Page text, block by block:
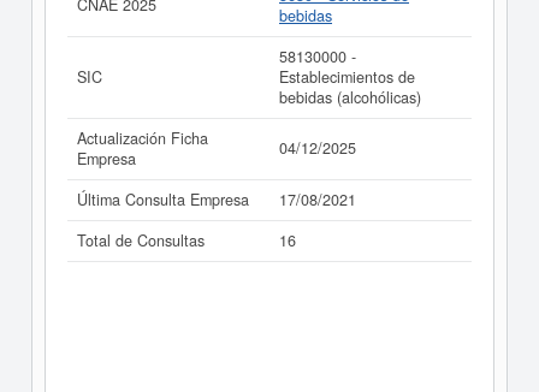
CNAE 2025
bebidas
SIC
58130000 -
Establecimientos de
bebidas (alcohólicas)
Actualización Ficha
Empresa
04/12/2025
Última Consulta Empresa
17/08/2021
Total de Consultas
16